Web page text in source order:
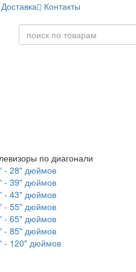
Доставка
Контакты
по диагонали
- 28" дюймов
- 39" дюймов
- 43" дюймов
- 55" дюймов
- 65" дюймов
- 85" дюймов
- 120" дюймов